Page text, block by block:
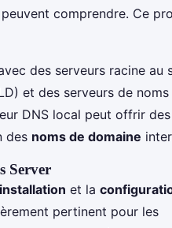
comprendre. Ce
des serveurs racine au
et des serveurs de
DNS local peut offrir
des noms de domaine
Server
installation et la
pertinent pour les